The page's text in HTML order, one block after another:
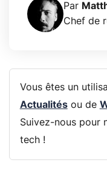
Par
Chef de
Vous êtes un
Actualitésou de
Suivez-nous pour
tech !